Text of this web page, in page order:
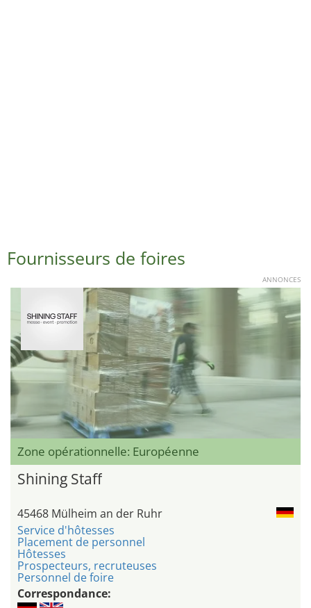
Fournisseurs de foires
ANNONCES
Zone opérationnelle: Européenne
Shining Staff
45468 Mülheim an der Ruhr
Service d'hôtesses
Placement de personnel
Hôtesses
Prospecteurs, recruteuses
Personnel de foire
Correspondance: